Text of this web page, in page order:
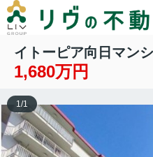
イトーピア向日マン
1,680万円
1/1